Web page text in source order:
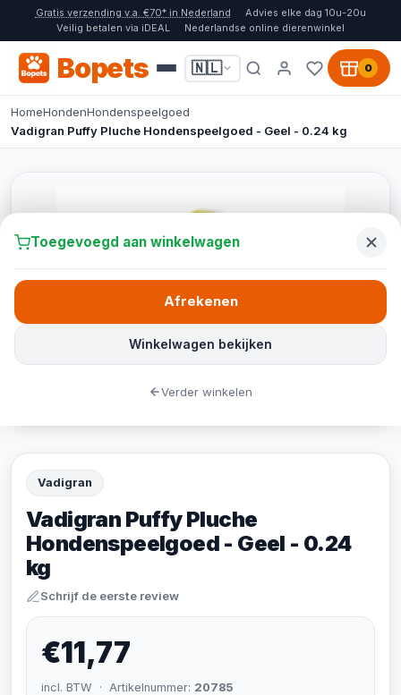
Gratis verzending v.a. €70* in Nederland
Advies elke dag 10u-20u
Veilig betalen via iDEAL
Nederlandse online dierenwinkel
Bopets 🇳🇱 0
HomeHondenHondenspeelgoed
Vadigran Puffy Pluche Hondenspeelgoed - Geel - 0.24 kg
Vadigran
Vadigran Puffy Pluche
Hondenspeelgoed - Geel - 0.24
kg
Schrijf de eerste review
€11,77
incl. BTW · Artikelnummer: 20785
Toegevoegd aan winkelwagen
Winkelwagen bekijken
Afrekenen
Verder winkelen